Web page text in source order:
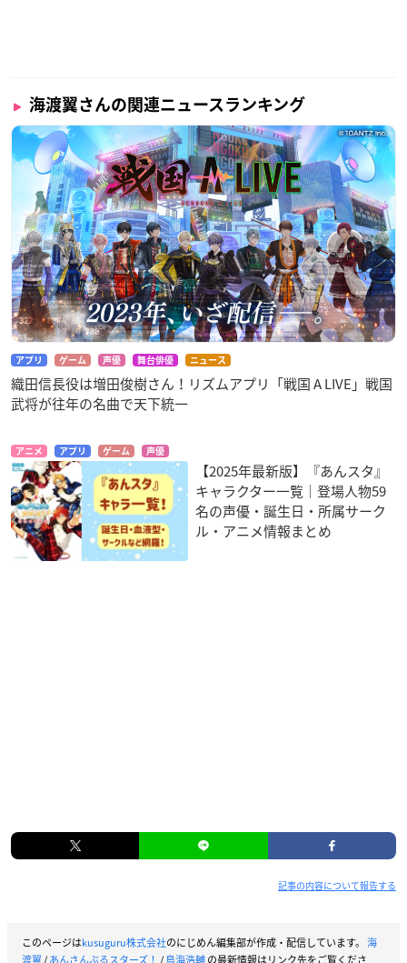
海渡翼さんの関連ニュースランキング
アプリ ゲーム 声優 舞台俳優 ニュース
織田信長役は増田俊樹さん！リズムアプリ「戦国 A LIVE」戦国
武将が往年の名曲で天下統一
アニメ アプリ ゲーム 声優
【2025年最新版】『あんスタ』
キャラクター一覧｜登場人物59
名の声優・誕生日・所属サーク
ル・アニメ情報まとめ
記事の内容について報告する
このページはkusuguru株式会社のにじめん編集部が作成・配信しています。 海
渡翼/あんさんぶるスターズ！ /鳥海浩輔の最新情報はリンク先をご覧くださ